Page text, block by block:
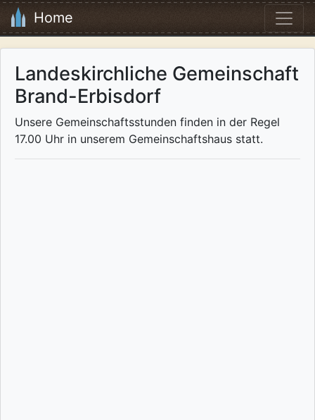
Home
Landeskirchliche Gemeinschaft
Brand-Erbisdorf
Unsere Gemeinschaftsstunden finden in der Regel
17.00 Uhr in unserem Gemeinschaftshaus statt.